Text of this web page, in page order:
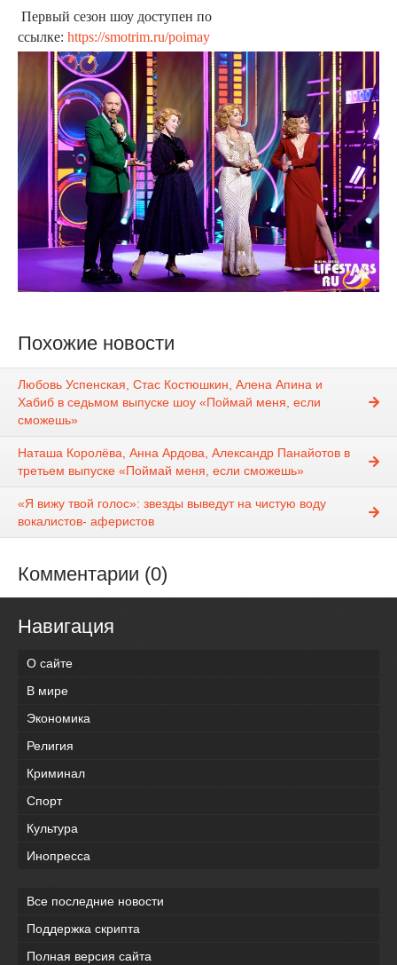
Первый сезон шоу доступен по
ссылке: https://smotrim.ru/poimay
Похожие новости
Любовь Успенская, Стас Костюшкин, Алена Апина и
Хабиб в седьмом выпуске шоу «Поймай меня, если
сможешь»
Наташа Королёва, Анна Ардова, Александр Панайотов в
третьем выпуске «Поймай меня, если сможешь»
«Я вижу твой голос»: звезды выведут на чистую воду
вокалистов- аферистов
Комментарии (0)
Навигация
О сайте
В мире
Экономика
Религия
Криминал
Спорт
Культура
Инопресса
Все последние новости
Поддержка скрипта
Полная версия сайта